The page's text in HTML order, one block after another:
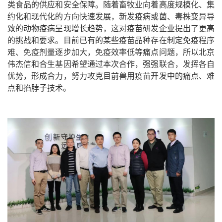
类食品的供应和安全保障。随着畜牧业向着高度规模化、集
约化和现代化的方向快速发展，新发疫病或菌、毒株变异导
致的动物疫病呈现增长趋势，这对疫苗研发企业提出了更高
的挑战和要求。目前已有的某些疫苗品种存在制定免疫程序
难、免疫剂量逐步加大，免疫效率低等痛点问题，所以北京
伟杰信和合生基因希望通过本次合作，强强联合，发挥各自
优势，形成合力，努力攻克目前兽用疫苗开发中的痛点、难
点和掐脖子技术。